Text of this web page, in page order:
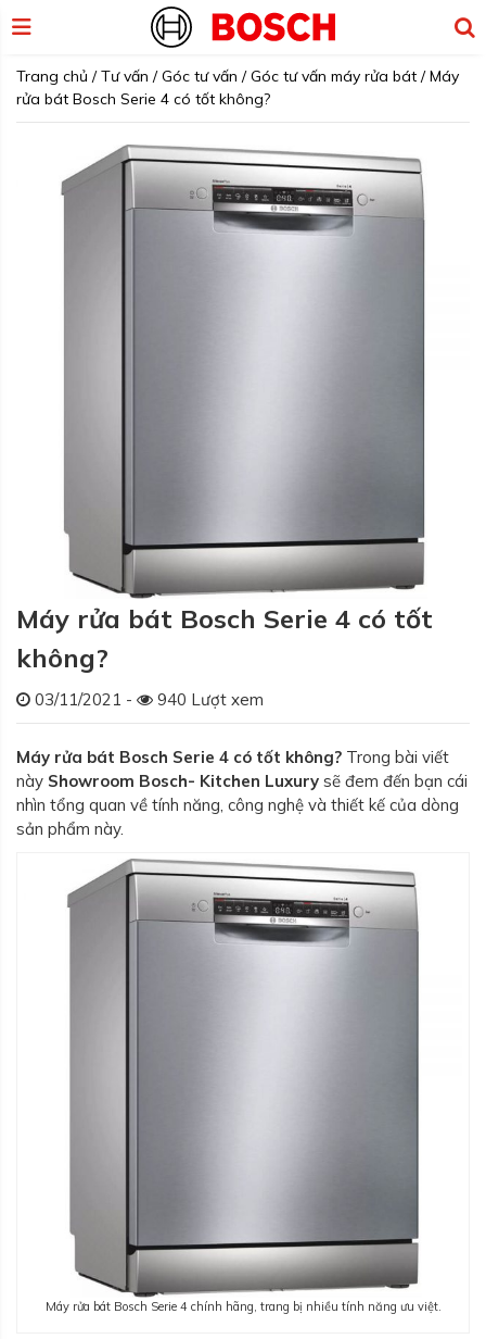
Trang chủ /Tư vấn /Góc tư vấn /Góc tư vấn máy rửa bát /Máy
rửa bát Bosch Serie 4 có tốt không?
Máy rửa bát Bosch Serie 4 có tốt
không?
03/11/2021 - 940 Lượt xem
Máy rửa bát Bosch Serie 4 có tốt không? Trong bài viết
này Showroom Bosch- Kitchen Luxury sẽ đem đến bạn cái
nhìn tổng quan về tính năng, công nghệ và thiết kế của dòng
sản phẩm này.
Máy rửa bát Bosch Serie 4 chính hãng, trang bị nhiều tính năng ưu việt.